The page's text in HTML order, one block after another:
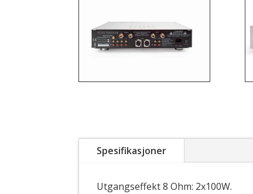
Spesifikasjoner
Utgangseffekt 8 Ohm: 2x100W.